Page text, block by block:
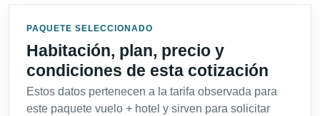
PAQUETE SELECCIONADO
Habitación, plan, precio y
condiciones de esta cotización
Estos datos pertenecen a la tarifa observada para
este paquete vuelo + hotel y sirven para solicitar